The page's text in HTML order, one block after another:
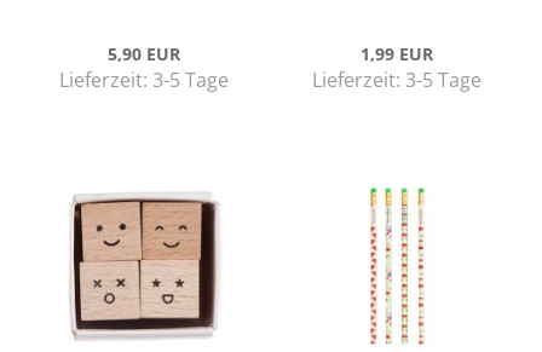
5,90 EUR
Lieferzeit: 3-5 Tage
1,99 EUR
Lieferzeit: 3-5 Tage